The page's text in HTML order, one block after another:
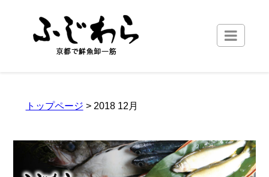
トップページ > 2018 12月